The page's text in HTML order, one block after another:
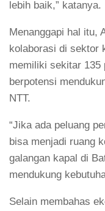
lebih baik,” katanya.
Menanggapi hal itu,
kolaborasi di sektor
memiliki sekitar 135
berpotensi
NTT.
“Jika ada peluang
bisa menjadi ruang
galangan kapal di
mendukung
Selain membahas